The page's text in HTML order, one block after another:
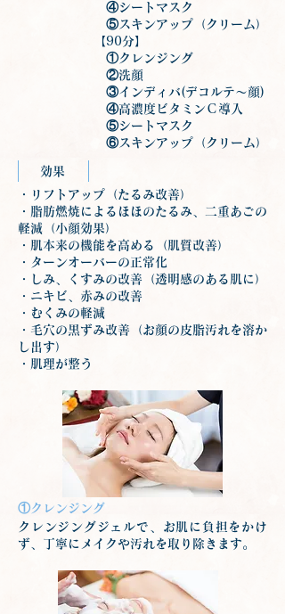
④シートマスク
⑤スキンアップ（クリーム）
【90分】
①クレンジング
②洗顔
③インディバ(デコルテ～顔)
④高濃度ビタミンＣ導入
⑤シートマスク
⑥スキンアップ（クリーム）
効果
・リフトアップ（たるみ改善）
・脂肪燃焼によるほほのたるみ、二重あごの
軽減（小顔効果）
・肌本来の機能を高める（肌質改善）
・ターンオーバーの正常化
・しみ、くすみの改善（透明感のある肌に）
・ニキビ、赤みの改善
・むくみの軽減
・毛穴の黒ずみ改善（お顔の皮脂汚れを溶か
し出す）
・肌理が整う
①クレンジング
クレンジングジェルで、お肌に負担をかけ
ず、丁寧にメイクや汚れを取り除きます。